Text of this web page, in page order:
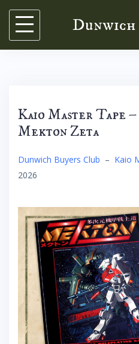
Skip
content
Dunwich
Kaio Master Tape –
Mekton Zeta
Dunwich Buyers Club – Kaio
2026